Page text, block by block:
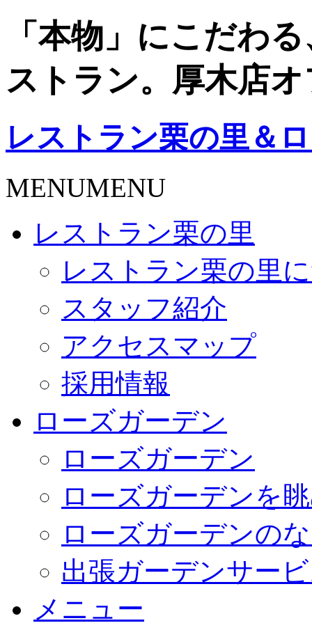
「本物」にこだわ
ストラン。厚木店
レストラン栗の里＆
MENUMENU
レストラン栗の里
レストラン栗の里
スタッフ紹介
アクセスマップ
採用情報
ローズガーデン
ローズガーデン
ローズガーデンを
ローズガーデンの
出張ガーデンサー
メニュー